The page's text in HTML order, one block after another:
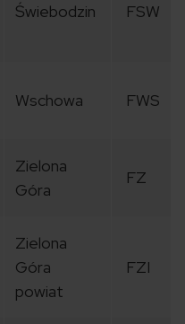
Świebodzin FSW
Wschowa FWS
Zielona
Góra
FZ
Zielona
Góra
powiat
FZI